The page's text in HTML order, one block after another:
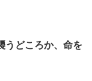
うどころか、命を